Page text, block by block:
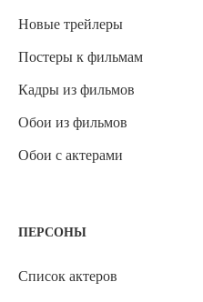
Новые трейлеры
Постеры к фильмам
Кадры из фильмов
Обои из фильмов
Обои с актерами
ПЕРСОНЫ
Список актеров